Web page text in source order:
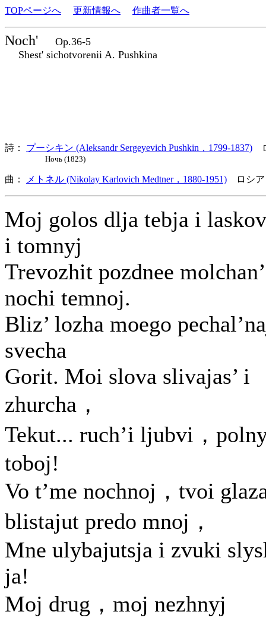
TOPページへ 更新情報へ 作曲者一覧へ
Noch'
Op.36-5
Shest' sichotvorenii A. Pushkina
詩： プーシキン (Aleksandr Sergeyevich Pushkin，1799-1837)
Ночь (1823)
曲： メトネル (Nikolay Karlovich Medtner，1880-1951) ロシ
Moj golos dlja tebja i
i tomnyj
Trevozhit pozdnee
nochi temnoj.
Bliz’ lozha moego
svecha
Gorit. Moi slova slivajas’ i
zhurcha，
Tekut... ruch’i ljubvi，
toboj!
Vo t’me nochnoj，tvoi
blistajut predo mnoj，
Mne ulybajutsja i zvuki
ja!
Moj drug，moj nezhnyj